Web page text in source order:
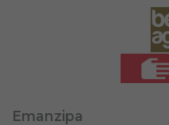
Emanzipa